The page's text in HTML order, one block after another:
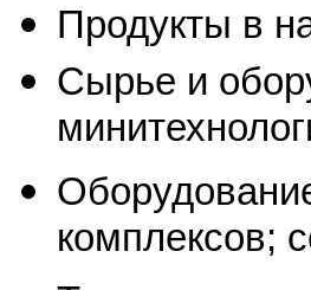
Продукты в
Сырье и
комплексов;